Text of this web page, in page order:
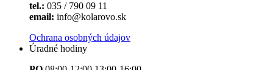
tel.: 035 / 790 09 11
email: info@kolarovo.sk
Ochrana osobných údajov
Úradné hodiny